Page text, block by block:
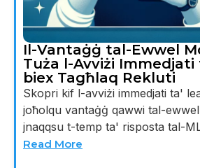
Il-Vantaġġ tal-Ewwel
Tuża l-Avviżi Immedjati
biex Tagħlaq Rekluti
Skopri kif l-avviżi immedjati ta'
joħolqu vantaġġ qawwi tal-
jnaqqsu t-temp ta' risposta tal-
Read More